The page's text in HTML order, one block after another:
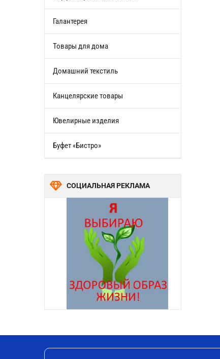
Галантерея
Товары для дома
Домашний текстиль
Канцелярские товары
Ювелирные изделия
Буфет «Бистро»
СОЦИАЛЬНАЯ РЕКЛАМА